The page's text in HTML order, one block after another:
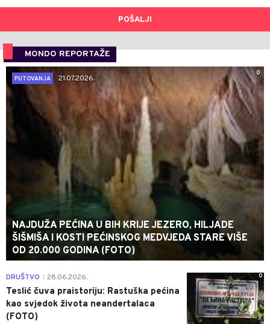
POŠALJI
MONDO REPORTAŽE
0
PUTOVANJA
21.07.2026.
NAJDUŽA PEĆINA U BIH KRIJE JEZERO, HILJADE
ŠIŠMIŠA I KOSTI PEĆINSKOG MEDVJEDA STARE VIŠE
OD 20.000 GODINA (FOTO)
0
DRUŠTVO 28.06.2026.
Teslić čuva praistoriju: Rastuška pećina
kao svjedok života neandertalaca
(FOTO)